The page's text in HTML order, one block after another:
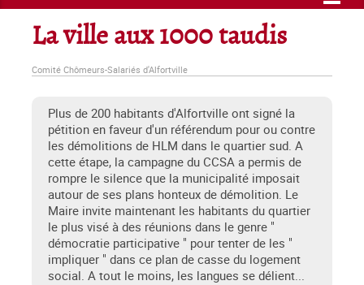
La ville aux 1000 taudis
Comité Chômeurs-Salariés d'Alfortville
Plus de 200 habitants d'Alfortville ont signé la
pétition en faveur d'un référendum pour ou contre
les démolitions de HLM dans le quartier sud. A
cette étape, la campagne du CCSA a permis de
rompre le silence que la municipalité imposait
autour de ses plans honteux de démolition. Le
Maire invite maintenant les habitants du quartier
le plus visé à des réunions dans le genre "
démocratie participative " pour tenter de les "
impliquer " dans ce plan de casse du logement
social. A tout le moins, les langues se délient...